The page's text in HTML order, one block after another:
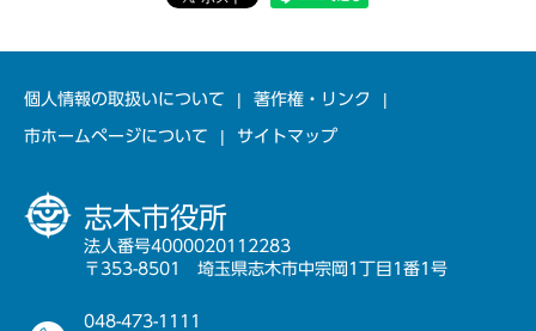
個人情報の取扱いについて 著作権・リンク
市ホームページについて サイトマップ
志木市役所
法人番号4000020112283
〒353-8501 埼玉県志木市中宗岡1丁目1番1号
048-473-1111